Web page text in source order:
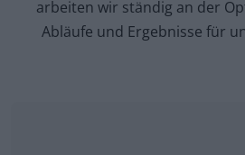
arbeiten wir ständig an der
Abläufe und Ergebnisse für